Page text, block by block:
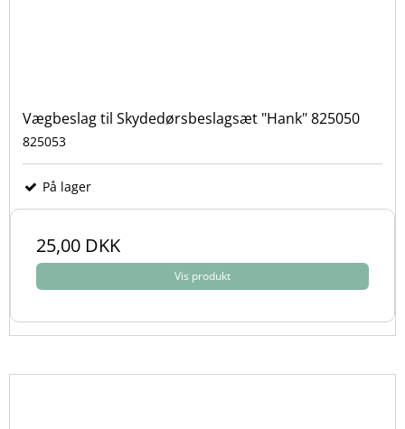
Vægbeslag til Skydedørsbeslagsæt "Hank" 825050
825053
På lager
25,00 DKK
Vis produkt